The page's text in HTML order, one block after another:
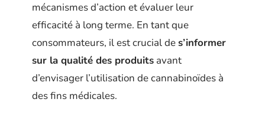
mécanismes d’action et évaluer leur
efficacité à long terme. En tant que
consommateurs, il est crucial des’informer
sur la qualité des produits avant
d’envisager l’utilisation de cannabinoïdes à
des fins médicales.